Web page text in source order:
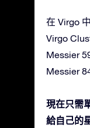
在 Virgo
Virgo
Messier
Messier
現在只需
給自己的